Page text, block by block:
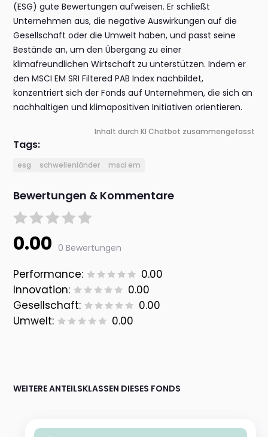
(ESG) gute Bewertungen aufweisen. Er schließt
Unternehmen aus, die negative Auswirkungen auf die
Gesellschaft oder die Umwelt haben, und passt seine
Bestände an, um den Übergang zu einer
klimafreundlichen Wirtschaft zu unterstützen. Indem er
den MSCI EM SRI Filtered PAB Index nachbildet,
konzentriert sich der Fonds auf Unternehmen, die sich an
nachhaltigen und klimapositiven Initiativen orientieren.
Inhalt durch KI Chatbot zusammengefasst
Tags:
esg schwellenländer msci em
Bewertungen & Kommentare
0.00 0 Bewertungen
Performance:
0.00
Innovation:
0.00
Gesellschaft:
0.00
Umwelt:
0.00
WEITERE ANTEILSKLASSEN DIESES FONDS